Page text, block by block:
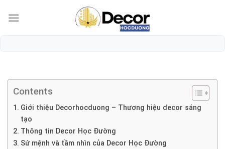
qua
Contents
Giới thiệu Decorhocduong – Thương hiệu decor sáng
tạo
Thông tin Decor Học Đường
Sứ mệnh và tầm nhìn của Decor Học Đường